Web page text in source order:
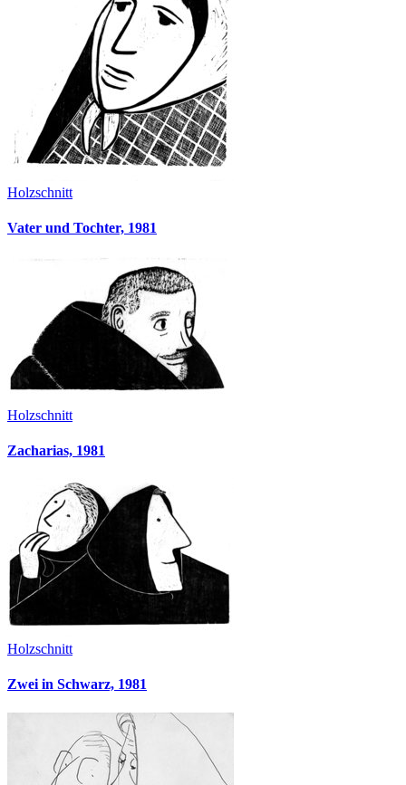
Holzschnitt
Vater und Tochter, 1981
Holzschnitt
Zacharias, 1981
Holzschnitt
Zwei in Schwarz, 1981